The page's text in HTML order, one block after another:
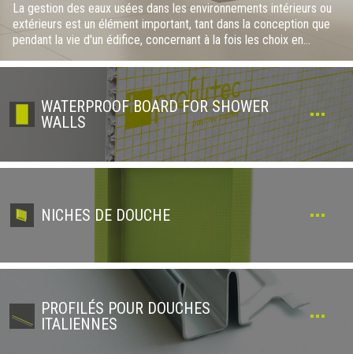
La gestion des eaux usées dans les environnements intérieurs ou
extérieurs est un élément important, tant dans la conception que
pendant la vie d'un édifice, concernant à la fois les choix en
matière technique et esthétique. Bondes carrées pour douches
italiennes En plus des caniveaux linéaires de la gamme, nous
proposons une gamme de bondes carrées avec positionnement
central. Produits pour la collecte de l'eau à l'extérieur La ligne
Copridrain consiste en un système d’écoulement idéal pour les
environnements extérieurs. De forme carrée et essentielle, ce
système convient, au niveau esthétique, à tous les
environnements. Multidrain est un système d’écoulement
à pente intégrée pour un écoulement de l'eau parfait. Elle est
idéale pour les espaces extérieurs tels que les piscines.
WATERPROOF BOARD FOR SHOWER
WALLS
NICHES DE DOUCHE
PROFILÉS POUR DOUCHES
ITALIENNES